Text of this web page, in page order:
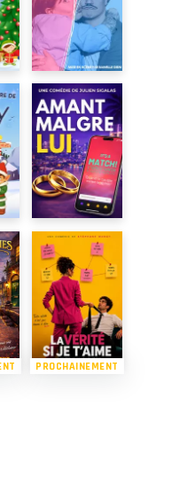
PROCHAINEMENT